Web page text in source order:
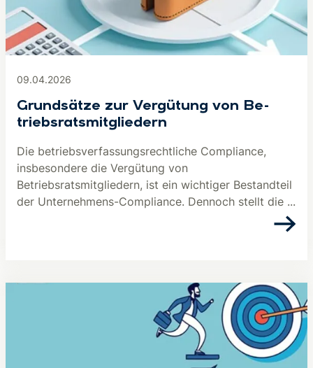
09.04.2026
Grundsätze zur Vergütung von Be­
triebs­rats­mit­glie­dern
Die betriebsverfassungsrechtliche Compliance,
insbesondere die Vergütung von
Betriebsratsmitgliedern, ist ein wichtiger Bestandteil
der Unternehmens-Compliance. Dennoch stellt die ...